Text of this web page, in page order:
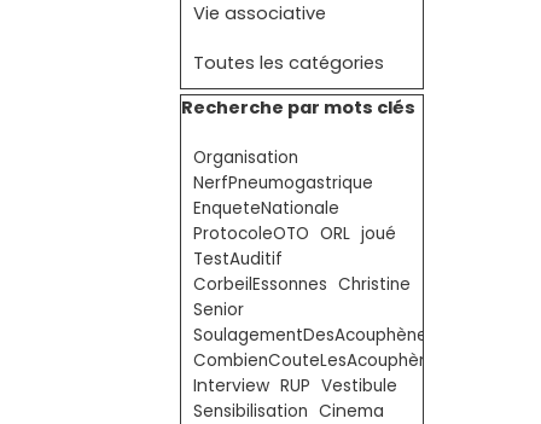
Vie associative
Toutes les catégories
Sauter le bloc Recherche par mots
Recherche par mots clés
Organisation
NerfPneumogastrique
EnqueteNationale
ProtocoleOTO ORL joué
TestAuditif
CorbeilEssonnes Christine
Senior
SoulagementDesAcouphènes
CombienCouteLesAcouphènes
Interview RUP Vestibule
Sensibilisation Cinema